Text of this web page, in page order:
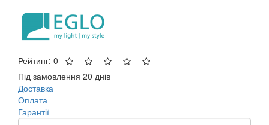
Рейтинг: 0
Під замовлення 20 днів
Доставка
Оплата
Гарантії